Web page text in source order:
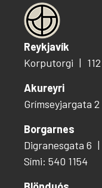
Reykjavík
Korputorgi
Akureyri
Grímseyjargata 2
Borgarnes
Digranesgata 6
Sími: 540 1154